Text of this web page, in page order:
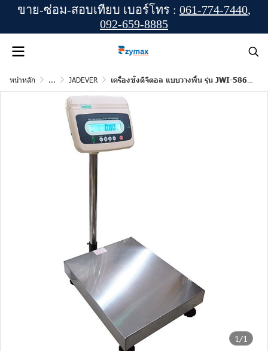
ขาย-ซ่อม-สอบเทียบ เบอร์โทร : 061-774-7440,
092-659-8885
หน้าหลัก ... JADEVER เครื่องชั่งดิจิตอล แบบวางพื้น รุ่น JWI-586-30K ยี่ห้อ JADEVER
1/1